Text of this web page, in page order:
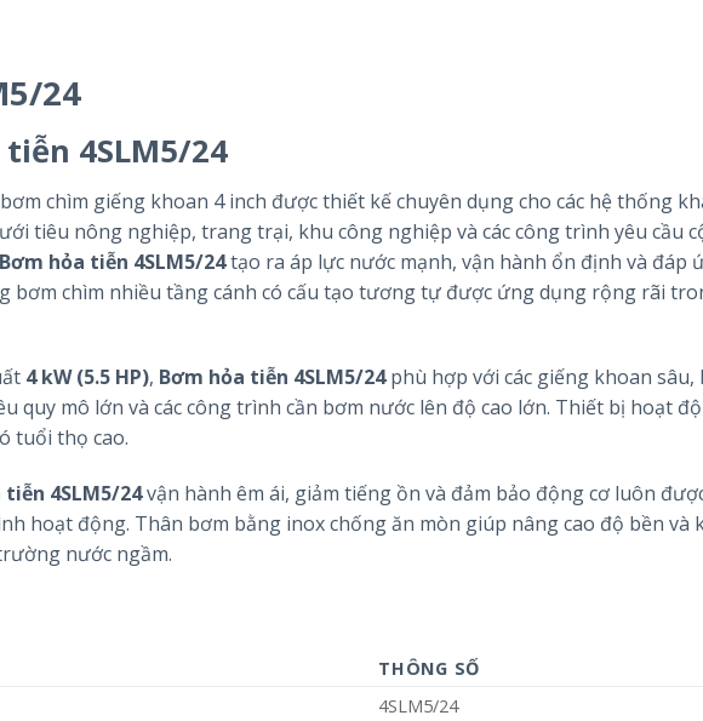
24
4SLM5/24
chìm giếng khoan 4 inch được thiết kế chuyên dụng cho các hệ thống
tiêu nông nghiệp, trang trại, khu công nghiệp và các công trình yêu cầu
Bơm hỏa tiễn 4SLM5/24tạo ra áp lực nước mạnh, vận hành ổn định và đáp
bơm chìm nhiều tầng cánh có cấu tạo tương tự được ứng dụng rộng rãi
4 kW (5.5 HP), Bơm hỏa tiễn 4SLM5/24phù hợp với các giếng khoan sâu,
quy mô lớn và các công trình cần bơm nước lên độ cao lớn. Thiết bị hoạt
tuổi thọ cao.
4SLM5/24vận hành êm ái, giảm tiếng ồn và đảm bảo động cơ luôn
hoạt động. Thân bơm bằng inox chống ăn mòn giúp nâng cao độ bền và
nước ngầm.
THÔNG SỐ
4SLM5/24